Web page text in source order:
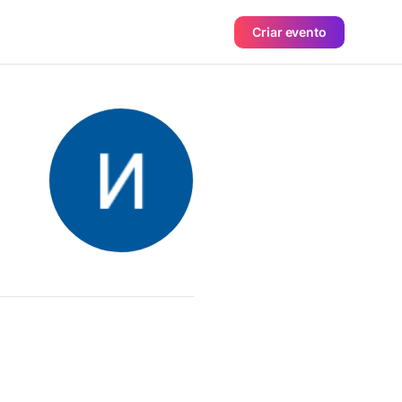
Criar evento